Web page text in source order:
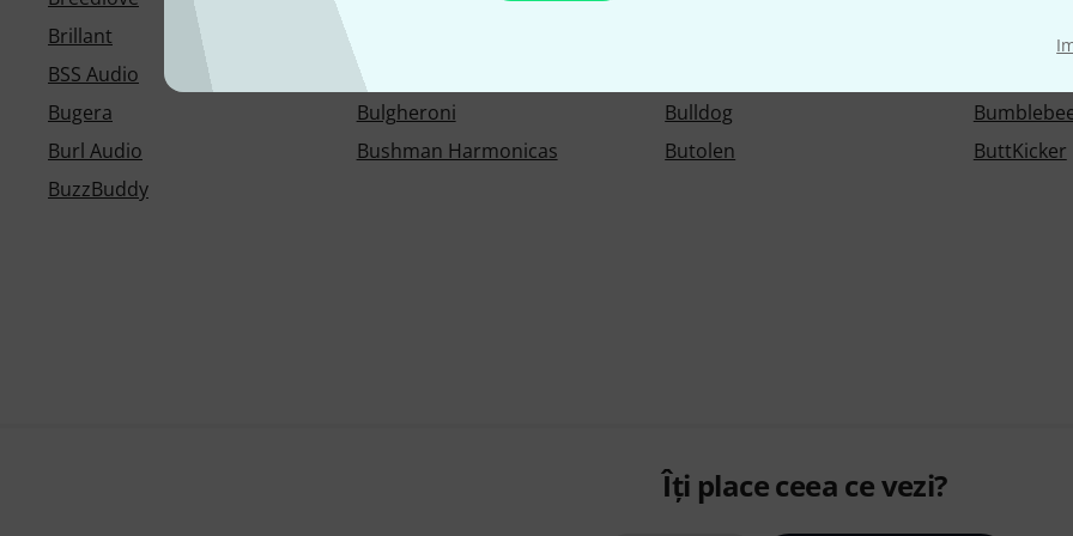
Brillant
Bruno Tilz
BSS Audio
btb Verlag
Bugera
Bulgheroni Bulldog
Burl Audio
Bushman Harmonicas Butolen ButtKicker
BuzzBuddy
Îți place ceea ce vezi?